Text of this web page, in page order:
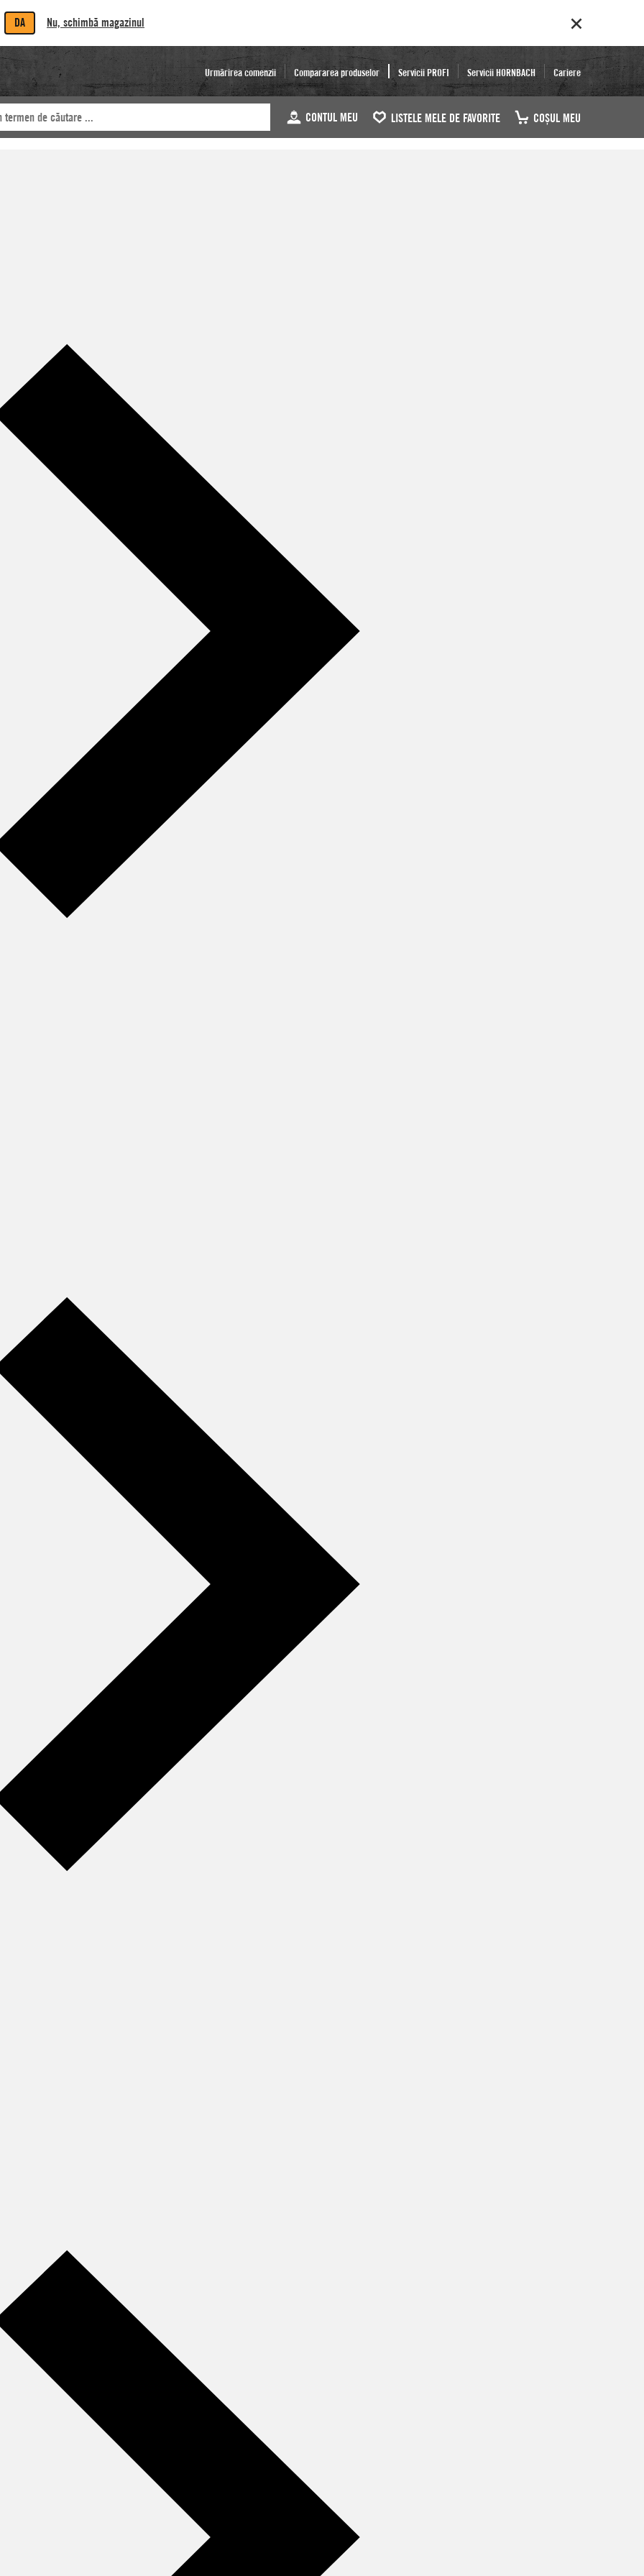
DA Nu, schimbă magazinul
Urmărirea comenzii Compararea produselor Servicii PROFI Servicii HORNBACH Cariere
CONTUL MEU LISTELE MELE DE FAVORITE COŞUL MEU